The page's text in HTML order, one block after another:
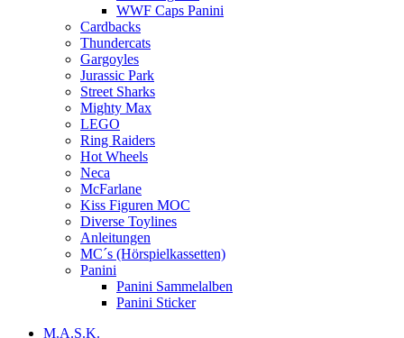
WWF Caps Panini
Cardbacks
Thundercats
Gargoyles
Jurassic Park
Street Sharks
Mighty Max
LEGO
Ring Raiders
Hot Wheels
Neca
McFarlane
Kiss Figuren MOC
Diverse Toylines
Anleitungen
MC´s (Hörspielkassetten)
Panini
Panini Sammelalben
Panini Sticker
M.A.S.K.